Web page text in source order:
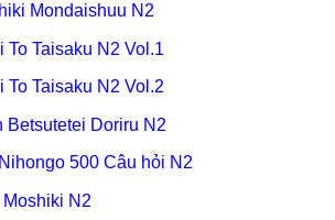
Mondaishuu N2
To Taisaku N2 Vol.1
To Taisaku N2 Vol.2
Betsutetei Doriru N2
500 Câu hỏi N2
Moshiki N2